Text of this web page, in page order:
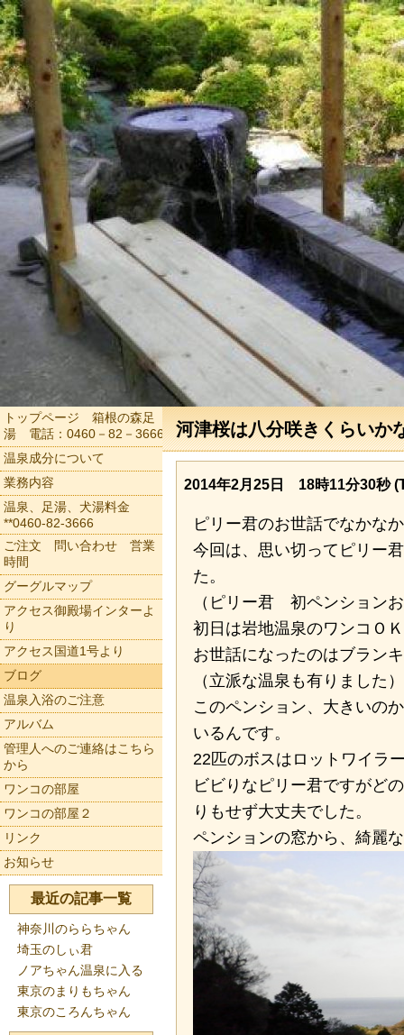
河津桜は八分咲きくらいか
2014年2月25日 18時11分30秒
ピリー君のお世話でなかな
今回は、思い切ってピリー
た。
（ピリー君 初ペンション
初日は岩地温泉のワンコＯ
お世話になったのはブラン
（立派な温泉も有りました）
このペンション、大きいの
いるんです。
22匹のボスはロットワイラ
ビビりなピリー君ですがど
りもせず大丈夫でした。
ペンションの窓から、綺麗
トップページ 箱根の森足
湯 電話：0460－82－3666
温泉成分について
業務内容
温泉、足湯、犬湯料金
**0460-82-3666
ご注文 問い合わせ 営業
時間
グーグルマップ
アクセス御殿場インターよ
り
アクセス国道1号より
ブログ
温泉入浴のご注意
アルバム
管理人へのご連絡はこちら
から
ワンコの部屋
ワンコの部屋２
リンク
お知らせ
最近の記事一覧
神奈川のららちゃん
埼玉のしぃ君
ノアちゃん温泉に入る
東京のまりもちゃん
東京のころんちゃん